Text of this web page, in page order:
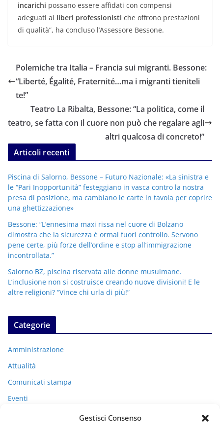
Gestisci Consenso
incarichi possano essere affidati con compensi
adeguati ai liberi professionisti che offrono prestazioni
di qualità”, ha concluso l’Assessore Bessone.
Polemiche tra Italia – Francia sui migranti. Bessone:
“Liberté, Égalité, Fraternité…ma i migranti tieniteli
te!”
Teatro La Ribalta, Bessone: “La politica, come il
teatro, se fatta con il cuore non può che regalare agli
altri qualcosa di concreto!”
Articoli recenti
Piscina di Salorno, Bessone – Futuro Nazionale: «La sinistra e
le “Pari Inopportunità” festeggiano in vasca contro la nostra
presa di posizione, ma cambiano le carte in tavola per coprire
una ghettizzazione»
Bessone: “L’ennesima maxi rissa nel cuore di Bolzano
dimostra che la sicurezza è ormai fuori controllo. Servono
pene certe, più forze dell’ordine e stop all’immigrazione
incontrollata.”
Salorno BZ, piscina riservata alle donne musulmane.
L’inclusione non si costruisce creando nuove divisioni! E le
altre religioni? “Vince chi urla di più!”
Categorie
Amministrazione
Attualità
Comunicati stampa
Eventi